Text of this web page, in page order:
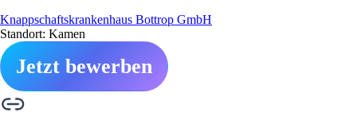
Knappschaftskrankenhaus Bottrop GmbH
Standort: Kamen
Jetzt bewerben